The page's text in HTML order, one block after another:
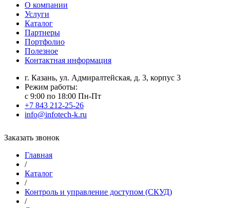
О компании
Услуги
Каталог
Партнеры
Портфолио
Полезное
Контактная информация
г. Казань, ул. Адмиралтейская, д. 3, корпус 3
Режим работы:
с 9:00 по 18:00 Пн-Пт
+7 843 212-25-26
info@infotech-k.ru
Заказать звонок
Главная
/
Каталог
/
Контроль и управление доступом (СКУД)
/